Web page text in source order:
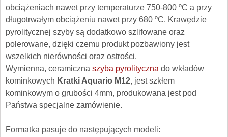
obciążeniach nawet przy temperaturze 750-800 ºC a przy
długotrwałym obciążeniu nawet przy 680 ºC. Krawędzie
pyrolitycznej szyby są dodatkowo szlifowane oraz
polerowane, dzięki czemu produkt pozbawiony jest
wszelkich nierówności oraz ostrości.
Wymienna, ceramiczna szyba pyrolityczna do wkładów
kominkowych Kratki Aquario M12, jest szkłem
kominkowym o grubości 4mm, produkowana jest pod
Państwa specjalne zamówienie.
Formatka pasuje do następujących modeli: